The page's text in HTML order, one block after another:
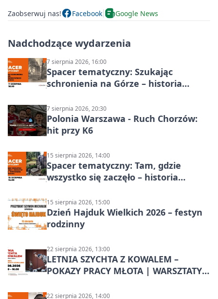
Zaobserwuj nas! Facebook Google News
Nadchodzące wydarzenia
7 sierpnia 2026, 16:00
Spacer tematyczny: Szukając
schronienia na Górze – historia
7 sierpnia 2026, 20:30
Polonia Warszawa - Ruch Chorzów:
hit przy K6
15 sierpnia 2026, 14:00
Spacer tematyczny: Tam, gdzie
wszystko się zaczęło – historia
15 sierpnia 2026, 15:00
Dzień Hajduk Wielkich 2026 – festyn
rodzinny
22 sierpnia 2026, 13:00
LETNIA SZYCHTA Z KOWALEM –
POKAZY PRACY MŁOTA | WARSZTATY
22 sierpnia 2026, 14:00